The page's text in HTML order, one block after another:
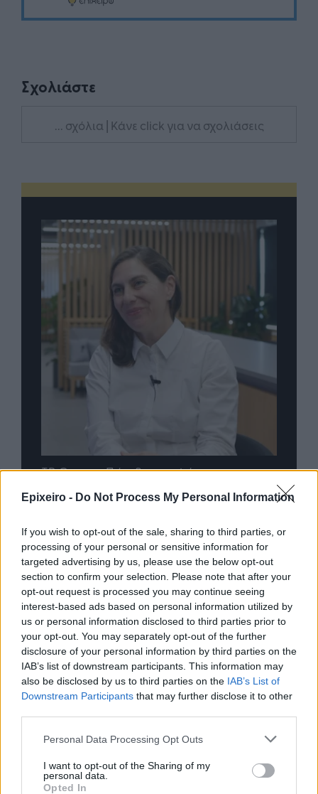
Epixeiro - Do Not Process My Personal Information
If you wish to opt-out of the sale, sharing to third parties, or
processing of your personal or sensitive information for
targeted advertising by us, please use the below opt-out
section to confirm your selection. Please note that after your
opt-out request is processed you may continue seeing
interest-based ads based on personal information utilized by
us or personal information disclosed to third parties prior to
your opt-out. You may separately opt-out of the further
disclosure of your personal information by third parties on the
IAB’s list of downstream participants. This information may
also be disclosed by us to third parties on the IAB’s List of
Downstream Participants that may further disclose it to other
Personal Data Processing Opt Outs
I want to opt-out of the Sharing of my
personal data.
Opted In
Σχολιάστε
... σχόλια | Κάνε click για να σχολιάσεις
TP Greece: Πώς διαμορφώνεται το
Η
σου
Advertorial
Περισσότερα από το
Trade Estates: Στην κατοχή της το
50% του Sofia South Ring Mall με
τίμημα 49,35 εκατ. ευρώ
Ατρόμητος και Novibet